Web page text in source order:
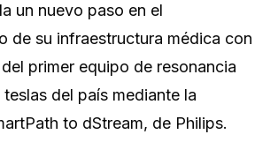
un nuevo paso en el
de su infraestructura médica con
primer equipo de resonancia
teslas del país mediante la
to dStream, de Philips.